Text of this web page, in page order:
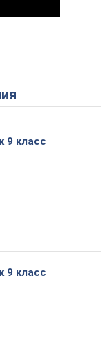
9 класс
9 класс